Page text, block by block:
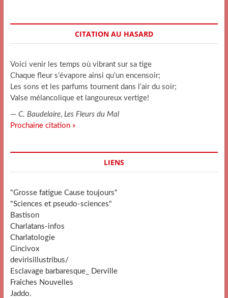
CITATION AU HASARD
Voici venir les temps où vibrant sur sa tige
Chaque fleur s’évapore ainsi qu’un encensoir;
Les sons et les parfums tournent dans l’air du soir;
Valse mélancolique et langoureux vertige!
— C. Baudelaire, Les Fleurs du Mal
Prochaine citation »
LIENS
"Grosse fatigue Cause toujours"
"Sciences et pseudo-sciences"
Bastison
Charlatans-infos
Charlatologie
Cincivox
devirisillustribus/
Esclavage barbaresque_ Derville
Fraîches Nouvelles
Jaddo.